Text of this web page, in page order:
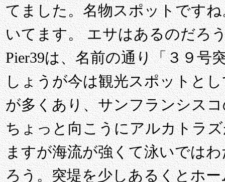
てました。名物スポットです
いてます。 エサはあるのだろ
Pier39は、名前の通り「３９号
しょうが今は観光スポットと
が多くあり、サンフランシス
ちょっと向こうにアルカトラ
ますが海流が強くて泳いでは
ろう。突堤を少しあるくとホ